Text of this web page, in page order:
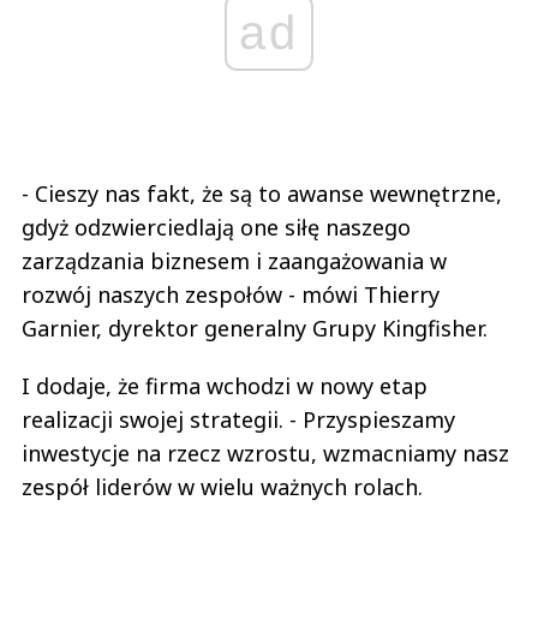
ad
- Cieszy nas fakt, że są to awanse wewnętrzne,
gdyż odzwierciedlają one siłę naszego
zarządzania biznesem i zaangażowania w
rozwój naszych zespołów - mówi Thierry
Garnier, dyrektor generalny Grupy Kingfisher.
I dodaje, że firma wchodzi w nowy etap
realizacji swojej strategii. - Przyspieszamy
inwestycje na rzecz wzrostu, wzmacniamy nasz
zespół liderów w wielu ważnych rolach.